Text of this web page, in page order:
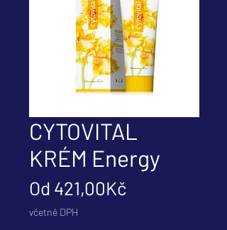
CYTOVITAL
KRÉM Energy
Od 421,00Kč
včetně DPH